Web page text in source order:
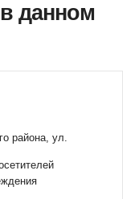
данном
района, ул.